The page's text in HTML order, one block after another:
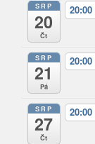
SRP
20
Čt
20:00
SRP
21
Pá
20:00
SRP
27
Čt
20:00